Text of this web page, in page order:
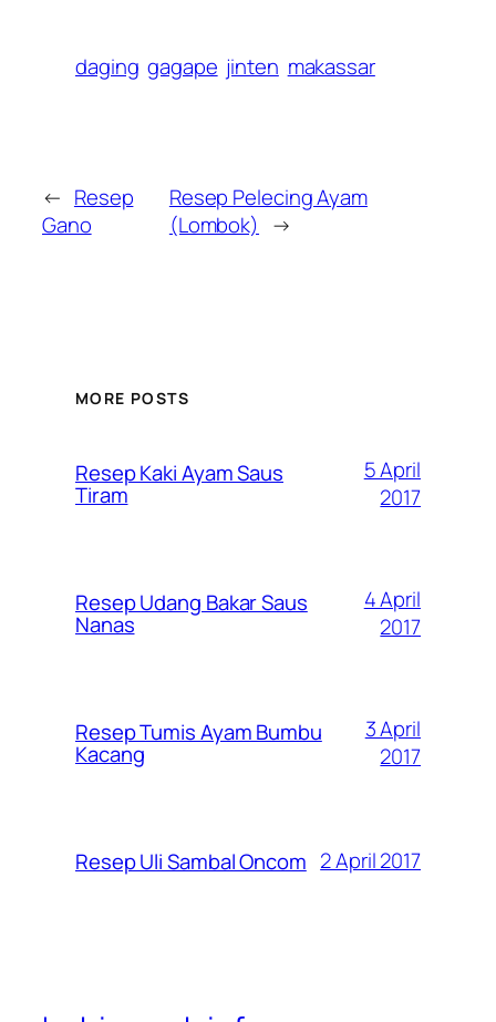
daging gagape jinten makassar
← Resep
Gano
Resep Pelecing Ayam
(Lombok) →
MORE POSTS
Resep Kaki Ayam Saus
Tiram
5 April
2017
Resep Udang Bakar Saus
Nanas
4 April
2017
Resep Tumis Ayam Bumbu
Kacang
3 April
2017
Resep Uli Sambal Oncom 2 April 2017